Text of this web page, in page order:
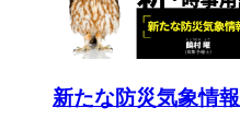
新たな防災気象情報